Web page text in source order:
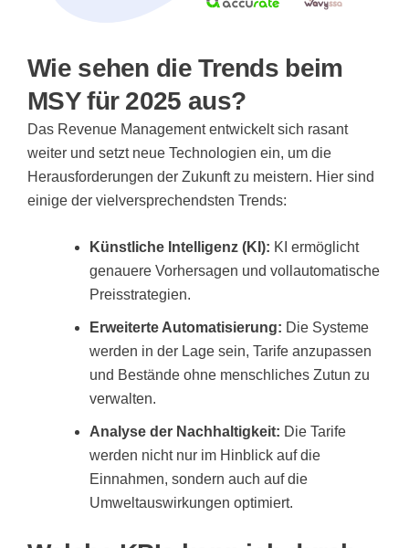
Wie sehen die Trends beim
MSY für 2025 aus?
Das Revenue Management entwickelt sich rasant
weiter und setzt neue Technologien ein, um die
Herausforderungen der Zukunft zu meistern. Hier sind
einige der vielversprechendsten Trends:
Künstliche Intelligenz (KI): KI ermöglicht
genauere Vorhersagen und vollautomatische
Preisstrategien.
Erweiterte Automatisierung: Die Systeme
werden in der Lage sein, Tarife anzupassen
und Bestände ohne menschliches Zutun zu
verwalten.
Analyse der Nachhaltigkeit: Die Tarife
werden nicht nur im Hinblick auf die
Einnahmen, sondern auch auf die
Umweltauswirkungen optimiert.